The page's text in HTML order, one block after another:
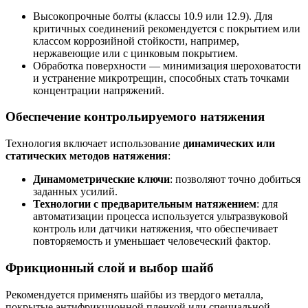
Высокопрочные болты (классы 10.9 или 12.9). Для
критичных соединений рекомендуется с покрытием или
классом коррозийной стойкости, например,
нержавеющие или с цинковым покрытием.
Обработка поверхности — минимизация шероховатости
и устранение микротрещин, способных стать точками
концентрации напряжений.
Обеспечение контрольируемого натяжения
Технология включает использование динамических или
статических методов натяжения:
Динамометрические ключи: позволяют точно добиться
заданных усилий.
Технологии с предварительным натяжением: для
автоматизации процесса используется ультразвуковой
контроль или датчики натяжения, что обеспечивает
повторяемость и уменьшает человеческий фактор.
Фрикционный слой и выбор шайб
Рекомендуется применять шайбы из твердого металла,